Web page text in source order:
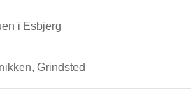
i Esbjerg
Grindsted